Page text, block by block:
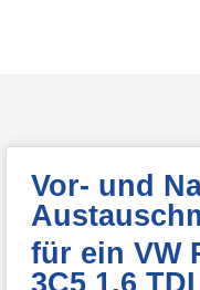
Vor- und
für ein VW
3C5 1.6